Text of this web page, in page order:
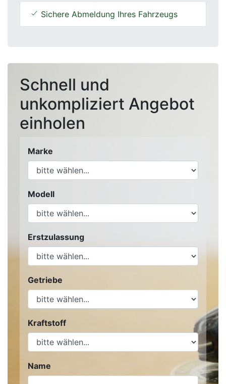
Sichere Abmeldung Ihres Fahrzeugs
Schnell und
unkompliziert Angebot
einholen
Marke
Modell
Erstzulassung
Getriebe
Kraftstoff
Name